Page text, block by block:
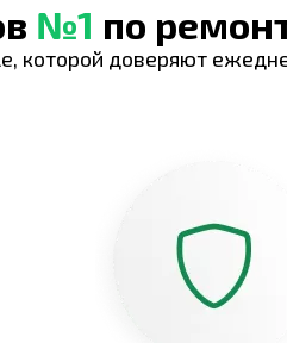
№1 по
которой доверяют